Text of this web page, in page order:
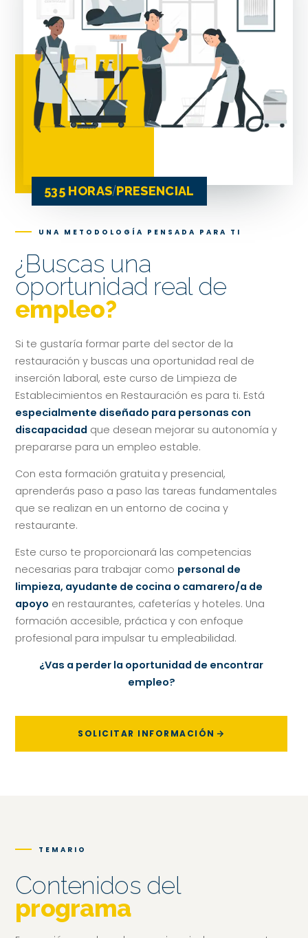
535 HORAS/PRESENCIAL
UNA METODOLOGÍA PENSADA PARA TI
¿Buscas una
oportunidad real de
empleo?
Si te gustaría formar parte del sector de la
restauración y buscas una oportunidad real de
inserción laboral, este curso de Limpieza de
Establecimientos en Restauración es para ti. Está
especialmente diseñado para personas con
discapacidad que desean mejorar su autonomía y
prepararse para un empleo estable.
Con esta formación gratuita y presencial,
aprenderás paso a paso las tareas fundamentales
que se realizan en un entorno de cocina y
restaurante.
Este curso te proporcionará las competencias
necesarias para trabajar como personal de
limpieza, ayudante de cocina o camarero/a de
apoyo en restaurantes, cafeterías y hoteles. Una
formación accesible, práctica y con enfoque
profesional para impulsar tu empleabilidad.
¿Vas a perder la oportunidad de encontrar
empleo?
SOLICITAR INFORMACIÓN
TEMARIO
Contenidos del
programa